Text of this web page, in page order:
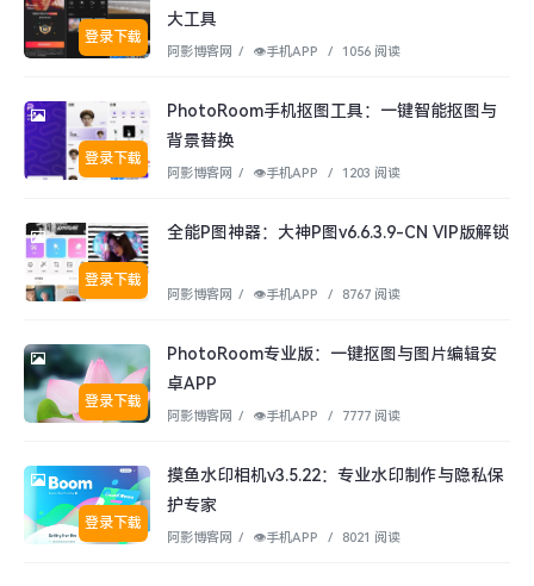
登录下载
大工具
阿影博客网 / 👁︎手机APP / 1056 阅读
登录下载
PhotoRoom手机抠图工具：一键智能抠图与
背景替换
阿影博客网 / 👁︎手机APP / 1203 阅读
登录下载
全能P图神器：大神P图v6.6.3.9-CN VIP版解锁
阿影博客网 / 👁︎手机APP / 8767 阅读
登录下载
PhotoRoom专业版：一键抠图与图片编辑安
卓APP
阿影博客网 / 👁︎手机APP / 7777 阅读
登录下载
摸鱼水印相机v3.5.22：专业水印制作与隐私保
护专家
阿影博客网 / 👁︎手机APP / 8021 阅读